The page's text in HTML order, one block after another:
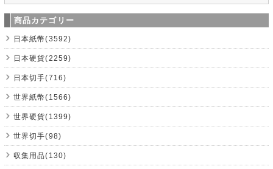
商品カテゴリー
日本紙幣(3592)
日本硬貨(2259)
日本切手(716)
世界紙幣(1566)
世界硬貨(1399)
世界切手(98)
収集用品(130)